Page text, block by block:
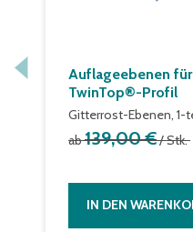
Auflageebenen
TwinTop®-Profil
Gitterrost-Ebenen, 1-
ab139,00 €/ Stk.
IN DEN